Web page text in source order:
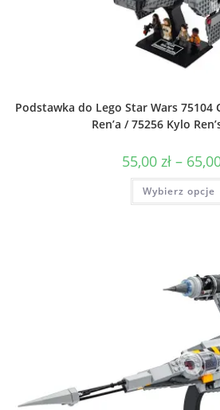
Podstawka do Lego Star Wars
Ren’a / 75256 Kylo
55,00 zł –
Wybierz opcje